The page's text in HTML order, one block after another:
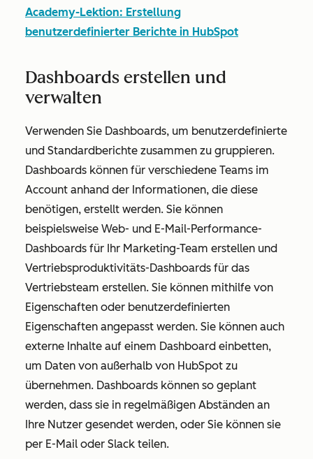
Academy-Lektion: Erstellung
benutzerdefinierter Berichte in HubSpot
Dashboards erstellen und
verwalten
Verwenden Sie Dashboards, um benutzerdefinierte
und Standardberichte zusammen zu gruppieren.
Dashboards können für verschiedene Teams im
Account anhand der Informationen, die diese
benötigen, erstellt werden. Sie können
beispielsweise Web- und E-Mail-Performance-
Dashboards für Ihr Marketing-Team erstellen und
Vertriebsproduktivitäts-Dashboards für das
Vertriebsteam erstellen. Sie können mithilfe von
Eigenschaften oder benutzerdefinierten
Eigenschaften angepasst werden. Sie können auch
externe Inhalte auf einem Dashboard einbetten,
um Daten von außerhalb von HubSpot zu
übernehmen. Dashboards können so geplant
werden, dass sie in regelmäßigen Abständen an
Ihre Nutzer gesendet werden, oder Sie können sie
per E-Mail oder Slack teilen.